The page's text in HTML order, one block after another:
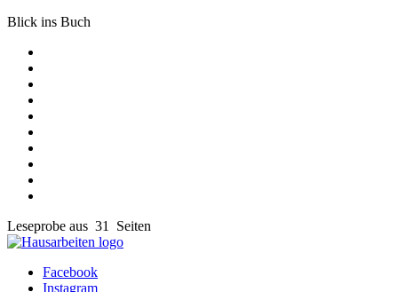
Blick ins Buch
Leseprobe aus 31 Seiten
Facebook
Instagram